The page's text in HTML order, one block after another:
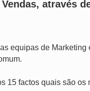
através
equipas de Marketing
15 factos quais são os